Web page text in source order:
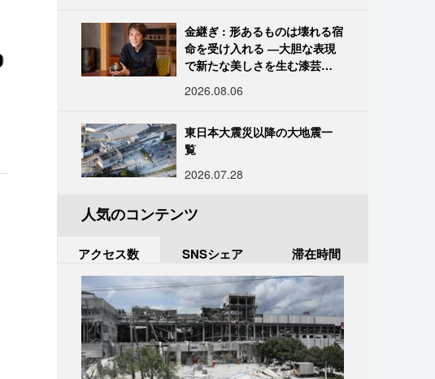
金継ぎ : 形あるものは壊れる宿
命を受け入れる ―大胆な表現
で新たな美しさを生む漆芸修
2026.08.06
東日本大震災以降の大地震一
覧
2026.07.28
人気のコンテンツ
アクセス数 SNSシェア 滞在時間